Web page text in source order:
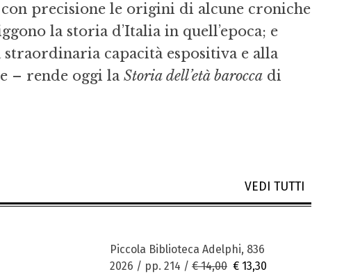
precisione le origini di alcune croniche
la storia d’Italia in quell’epoca; e
capacità espositiva e alla
– rende oggi la Storia dell’età baroccadi
VEDI TUTTI
Piccola Biblioteca Adelphi, 836
2026 / pp. 214 / € 14,00 € 13,30